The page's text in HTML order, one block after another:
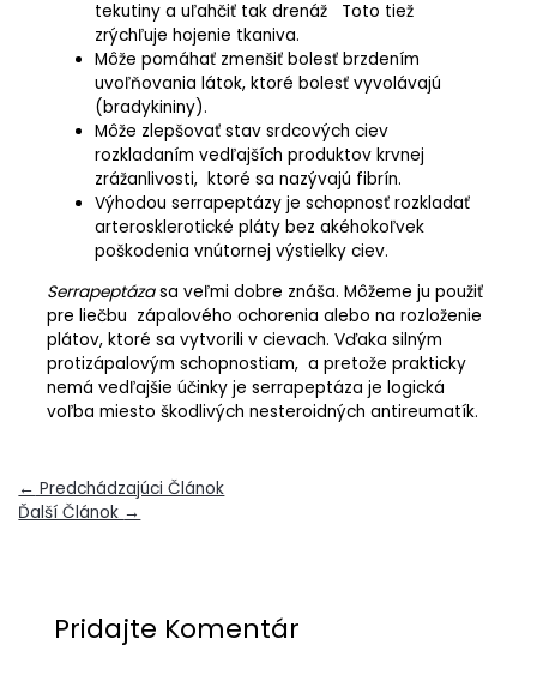
tekutiny a uľahčiť tak drenáž Toto tiež
zrýchľuje hojenie tkaniva.
Môže pomáhať zmenšiť bolesť brzdením
uvoľňovania látok, ktoré bolesť vyvolávajú
(bradykininy).
Môže zlepšovať stav srdcových ciev
rozkladaním vedľajších produktov krvnej
zrážanlivosti, ktoré sa nazývajú fibrín.
Výhodou serrapeptázy je schopnosť rozkladať
arterosklerotické pláty bez akéhokoľvek
poškodenia vnútornej výstielky ciev.
Serrapeptázasa veľmi dobre znáša. Môžeme ju použiť
pre liečbu zápalového ochorenia alebo na rozloženie
plátov, ktoré sa vytvorili v cievach. Vďaka silným
protizápalovým schopnostiam, a pretože prakticky
nemá vedľajšie účinky je serrapeptáza je logická
voľba miesto škodlivých nesteroidných antireumatík.
← Predchádzajúci Článok
Ďalší Článok →
Pridajte Komentár